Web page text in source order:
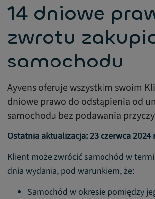
14 dniowe
zwrotu
samochodu
Ayvens oferuje wszystkim swoim
dniowe prawo do odstąpienia od
samochodu bez podawania
Ostatnia aktualizacja: 23 czerwca 2024
Klient może zwrócić samochód w
dnia wydania, pod warunkiem, że:
Samochód w okresie pomiędzy